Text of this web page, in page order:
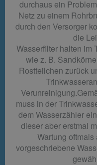
durchaus ein
Netz zu einem
durch den Versorger
die
Wasserfilter halten im
wie z. B.
Rostteilchen zurück
muss in der
dem Wasserzähler
dieser aber erstmal
Wartung
vorgeschriebene